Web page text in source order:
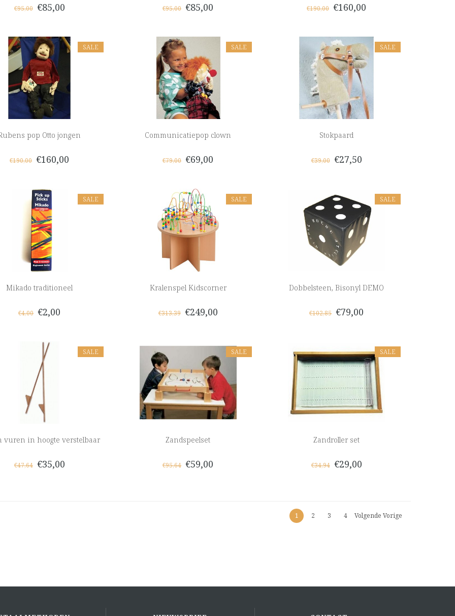
€95,00 €85,00 €95,00 €85,00 €190,00 €160,00
SALE
pop Otto jongen
€190,00 €160,00
SALE
Communicatiepop clown
€79,00 €69,00
SALE
Stokpaard
€39,00 €27,50
SALE
Mikado traditioneel
€4,00 €2,00
SALE
Kralenspel Kidscorner
€313,39 €249,00
SALE
Dobbelsteen, Bisonyl DEMO
€102,85 €79,00
SALE
vuren in hoogte verstelbaar
€47,64 €35,00
SALE
Zandspeelset
€95,64 €59,00
SALE
Zandroller set
€34,94 €29,00
1 2 3 4 Volgende Vorige